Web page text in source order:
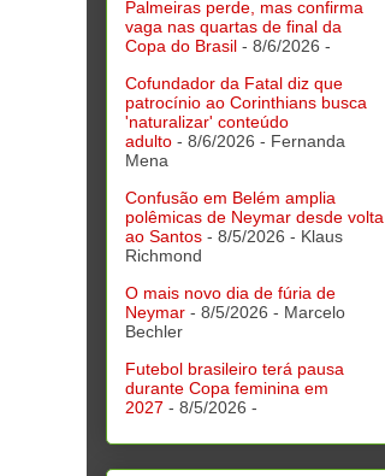
Palmeiras perde, mas confirma
vaga nas quartas de final da
Copa do Brasil - 8/6/2026 -
Cofundador da Fatal diz que
patrocínio ao Corinthians busca
'naturalizar' conteúdo
adulto - 8/6/2026 - Fernanda
Mena
Confusão em Belém amplia
polêmicas de Neymar desde volta
ao Santos - 8/5/2026 - Klaus
Richmond
O mais novo dia de fúria de
Neymar - 8/5/2026 - Marcelo
Bechler
Futebol brasileiro terá pausa
durante Copa feminina em
2027 - 8/5/2026 -